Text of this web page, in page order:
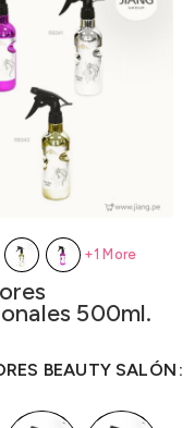
500ml.
desde
BEAUTY SALÓN
+1 More